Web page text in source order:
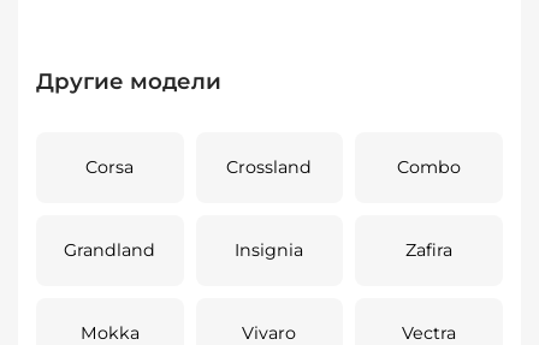
Другие модели
Corsa Crossland Combo
Grandland Insignia Zafira
Mokka Vivaro Vectra